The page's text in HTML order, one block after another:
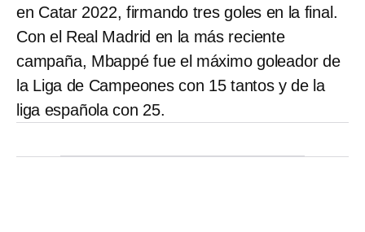
en Catar 2022, firmando tres goles en la final.
Con el Real Madrid en la más reciente
campaña, Mbappé fue el máximo goleador de
la Liga de Campeones con 15 tantos y de la
liga española con 25.